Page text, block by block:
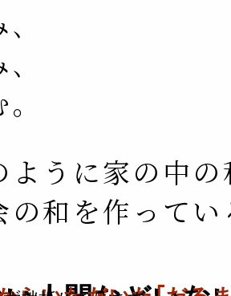
ように家の中
和を作ってい